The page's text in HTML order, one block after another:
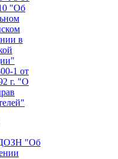
"Об
в
1 от
г. "О
"Об